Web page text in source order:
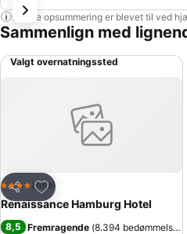
Denne opsummering er blevet til ved
Sammenlign med
Valgt overnatningssted
Del
Føj til favoritter
4 StjernerHotel
Renaissance Hamburg Hotel
8,5 Fremragende (8.394 bedømmelser